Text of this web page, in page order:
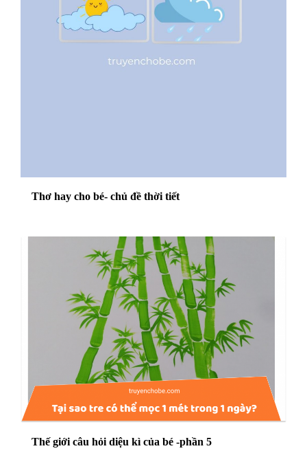
Thơ hay cho bé- chủ đề thời tiết
Thế giới câu hỏi diệu kì của bé -phần 5